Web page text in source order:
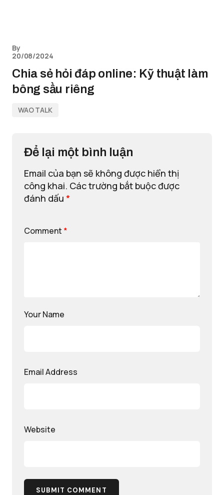
By
20/08/2024
Chia sẻ hỏi đáp online: Kỹ thuật làm
bông sầu riêng
WAO TALK
Để lại một bình luận
Email của bạn sẽ không được hiển thị
công khai. Các trường bắt buộc được
đánh dấu *
Comment *
Your Name
Email Address
Website
SUBMIT COMMENT